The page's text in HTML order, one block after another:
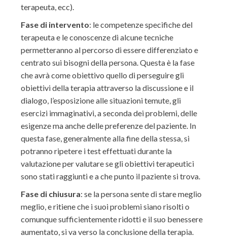
terapeuta, ecc).
Fase di intervento: le competenze specifiche del
terapeuta e le conoscenze di alcune tecniche
permetteranno al percorso di essere differenziato e
centrato sui bisogni della persona. Questa è la fase
che avrà come obiettivo quello di perseguire gli
obiettivi della terapia attraverso la discussione e il
dialogo, l’esposizione alle situazioni temute, gli
esercizi immaginativi, a seconda dei problemi, delle
esigenze ma anche delle preferenze del paziente. In
questa fase, generalmente alla fine della stessa, si
potranno ripetere i test effettuati durante la
valutazione per valutare se gli obiettivi terapeutici
sono stati raggiunti e a che punto il paziente si trova.
Fase di chiusura: se la persona sente di stare meglio
meglio, e ritiene che i suoi problemi siano risolti o
comunque sufficientemente ridotti e il suo benessere
aumentato, si va verso la conclusione della terapia.